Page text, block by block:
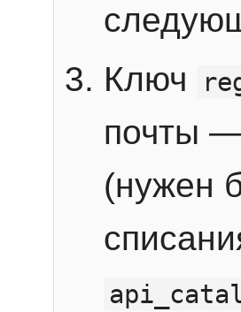
Ключ
почты
(нужен